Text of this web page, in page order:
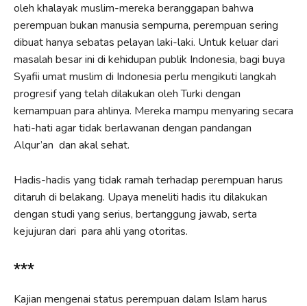
oleh khalayak muslim-mereka beranggapan bahwa
perempuan bukan manusia sempurna, perempuan sering
dibuat hanya sebatas pelayan laki-laki. Untuk keluar dari
masalah besar ini di kehidupan publik Indonesia, bagi buya
Syafii umat muslim di Indonesia perlu mengikuti langkah
progresif yang telah dilakukan oleh Turki dengan
kemampuan para ahlinya. Mereka mampu menyaring secara
hati-hati agar tidak berlawanan dengan pandangan
Alqur’an dan akal sehat.
Hadis-hadis yang tidak ramah terhadap perempuan harus
ditaruh di belakang. Upaya meneliti hadis itu dilakukan
dengan studi yang serius, bertanggung jawab, serta
kejujuran dari para ahli yang otoritas.
***
Kajian mengenai status perempuan dalam Islam harus